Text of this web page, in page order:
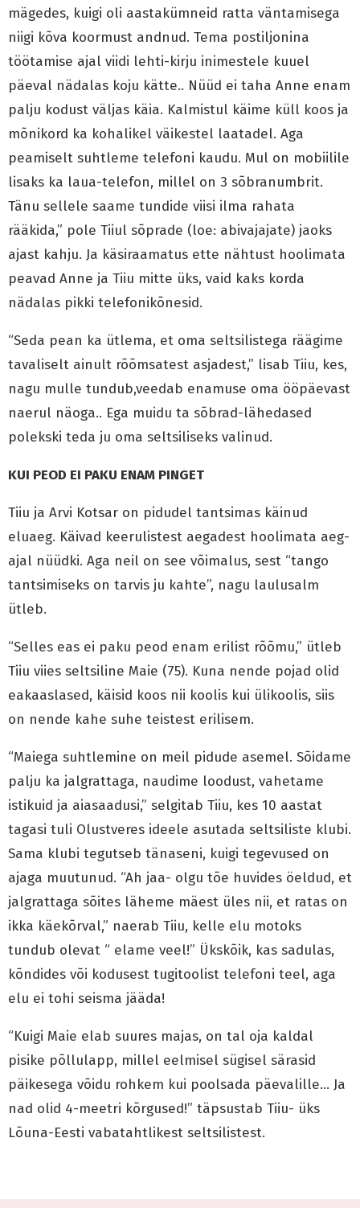
mägedes, kuigi oli aastakümneid ratta väntamisega
niigi kõva koormust andnud. Tema postiljonina
töötamise ajal viidi lehti-kirju inimestele kuuel
päeval nädalas koju kätte.. Nüüd ei taha Anne enam
palju kodust väljas käia. Kalmistul käime küll koos ja
mõnikord ka kohalikel väikestel laatadel. Aga
peamiselt suhtleme telefoni kaudu. Mul on mobiilile
lisaks ka laua-telefon, millel on 3 sõbranumbrit.
Tänu sellele saame tundide viisi ilma rahata
rääkida,” pole Tiiul sõprade (loe: abivajajate) jaoks
ajast kahju. Ja käsiraamatus ette nähtust hoolimata
peavad Anne ja Tiiu mitte üks, vaid kaks korda
nädalas pikki telefonikõnesid.
“Seda pean ka ütlema, et oma seltsilistega räägime
tavaliselt ainult rõõmsatest asjadest,” lisab Tiiu, kes,
nagu mulle tundub,veedab enamuse oma ööpäevast
naerul näoga.. Ega muidu ta sõbrad-lähedased
polekski teda ju oma seltsiliseks valinud.
KUI PEOD EI PAKU ENAM PINGET
Tiiu ja Arvi Kotsar on pidudel tantsimas käinud
eluaeg. Käivad keerulistest aegadest hoolimata aeg-
ajal nüüdki. Aga neil on see võimalus, sest “tango
tantsimiseks on tarvis ju kahte”, nagu laulusalm
ütleb.
“Selles eas ei paku peod enam erilist rõõmu,” ütleb
Tiiu viies seltsiline Maie (75). Kuna nende pojad olid
eakaaslased, käisid koos nii koolis kui ülikoolis, siis
on nende kahe suhe teistest erilisem.
“Maiega suhtlemine on meil pidude asemel. Sõidame
palju ka jalgrattaga, naudime loodust, vahetame
istikuid ja aiasaadusi,” selgitab Tiiu, kes 10 aastat
tagasi tuli Olustveres ideele asutada seltsiliste klubi.
Sama klubi tegutseb tänaseni, kuigi tegevused on
ajaga muutunud. “Ah jaa- olgu tõe huvides öeldud, et
jalgrattaga sõites läheme mäest üles nii, et ratas on
ikka käekõrval,” naerab Tiiu, kelle elu motoks
tundub olevat “ elame veel!” Ükskõik, kas sadulas,
kõndides või kodusest tugitoolist telefoni teel, aga
elu ei tohi seisma jääda!
“Kuigi Maie elab suures majas, on tal oja kaldal
pisike põllulapp, millel eelmisel sügisel särasid
päikesega võidu rohkem kui poolsada päevalille… Ja
nad olid 4-meetri kõrgused!” täpsustab Tiiu- üks
Lõuna-Eesti vabatahtlikest seltsilistest.